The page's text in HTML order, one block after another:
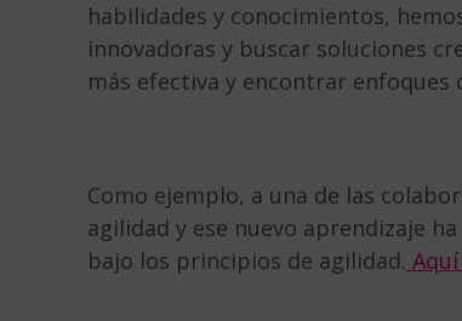
habilidades y conocimientos,
innovadoras y buscar soluciones
más efectiva y encontrar enfoques
Como ejemplo, a una de las
agilidad y ese nuevo aprendizaje
bajo los principios de agilidad.